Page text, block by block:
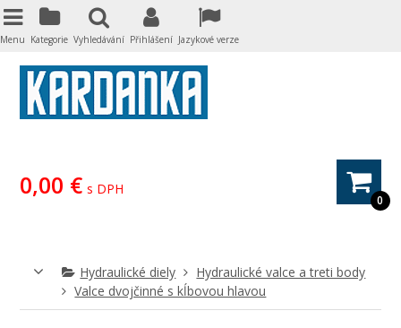
0
0,00 € s DPH
Hydraulické diely
Hydraulické valce a treti body
Valce dvojčinné s kĺbovou hlavou
Menu Kategorie Vyhledávání Přihlášení Jazykové verze